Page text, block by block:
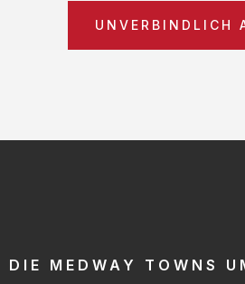
UNVERBINDLICH
DIE MEDWAY TOWNS